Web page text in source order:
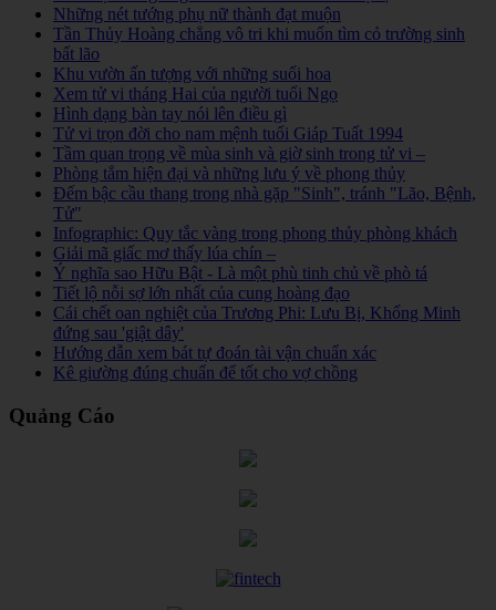
Những nét tướng phụ nữ thành đạt muộn
Tần Thủy Hoàng chẳng vô tri khi muốn tìm cỏ trường sinh
bất lão
Khu vườn ấn tượng với những suối hoa
Xem tử vi tháng Hai của người tuổi Ngọ
Hình dạng bàn tay nói lên điều gì
Tử vi trọn đời cho nam mệnh tuổi Giáp Tuất 1994
Tầm quan trọng về mùa sinh và giờ sinh trong tử vi –
Phòng tắm hiện đại và những lưu ý về phong thủy
Đếm bậc cầu thang trong nhà gặp "Sinh", tránh "Lão, Bệnh,
Tử"
Infographic: Quy tắc vàng trong phong thủy phòng khách
Giải mã giấc mơ thấy lúa chín –
Ý nghĩa sao Hữu Bật - Là một phù tinh chủ về phò tá
Tiết lộ nỗi sợ lớn nhất của cung hoàng đạo
Cái chết oan nghiệt của Trương Phi: Lưu Bị, Khổng Minh
đứng sau 'giật dây'
Hướng dẫn xem bát tự đoán tài vận chuẩn xác
Kê giường đúng chuẩn để tốt cho vợ chồng
Quảng Cáo